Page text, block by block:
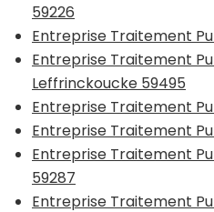
59226
Entreprise Traitement
Entreprise Traitement
Leffrinckoucke 59495
Entreprise Traitement
Entreprise Traitement
Entreprise Traitement
59287
Entreprise Traitement